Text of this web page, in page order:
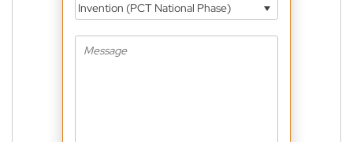
Invention (PCT National Phase)